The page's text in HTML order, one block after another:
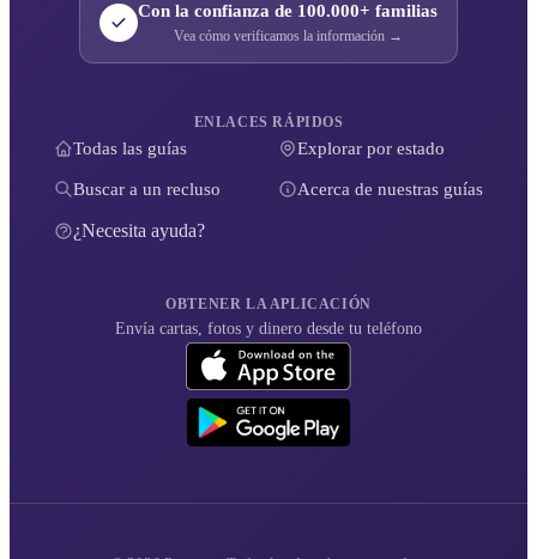
Con la confianza de 100.000+ familias
Vea cómo verificamos la información →
ENLACES RÁPIDOS
Todas las guías Explorar por estado
Buscar a un recluso Acerca de nuestras guías
¿Necesita ayuda?
OBTENER LA APLICACIÓN
Envía cartas, fotos y dinero desde tu teléfono